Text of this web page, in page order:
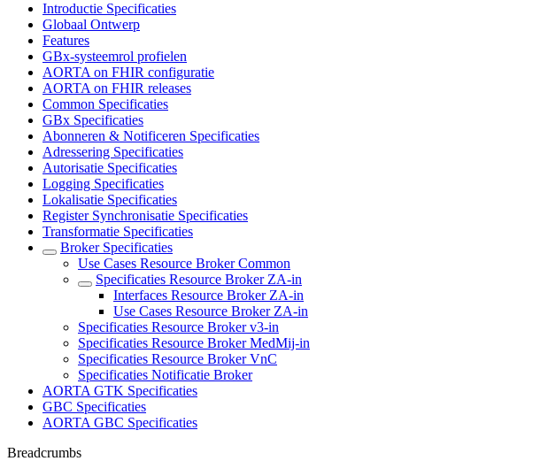
Introductie Specificaties
Globaal Ontwerp
Features
GBx-systeemrol profielen
AORTA on FHIR configuratie
AORTA on FHIR releases
Common Specificaties
GBx Specificaties
Abonneren & Notificeren Specificaties
Adressering Specificaties
Autorisatie Specificaties
Logging Specificaties
Lokalisatie Specificaties
Register Synchronisatie Specificaties
Transformatie Specificaties
Broker Specificaties
Use Cases Resource Broker Common
Specificaties Resource Broker ZA-in
Interfaces Resource Broker ZA-in
Use Cases Resource Broker ZA-in
Specificaties Resource Broker v3-in
Specificaties Resource Broker MedMij-in
Specificaties Resource Broker VnC
Specificaties Notificatie Broker
AORTA GTK Specificaties
GBC Specificaties
AORTA GBC Specificaties
Breadcrumbs